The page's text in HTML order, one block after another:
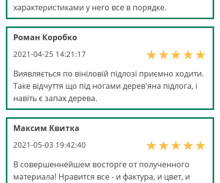
характеристиками у него все в порядке.
Роман Коробко
2021-04-25 14:21:17
Виявляється по вініловій підлозі приємно ходити.
Таке відчуття що під ногами дерев'яна підлога, і
навіть є запах дерева.
Максим Квитка
2021-05-03 19:42:40
В совершеннейшем восторге от полученного
материала! Нравится все - и фактура, и цвет, и